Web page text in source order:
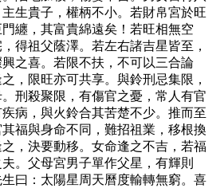
生貴子，權柄不小。若財帛宮於旺
纏，其富貴綿遠矣！若旺相無空
得祖父蔭澤。若左右諸吉星皆至，
之喜。若限不扶，不可以三合論
，限旺亦可共享。與鈴刑忌集限，
刑殺聚限，有傷官之憂，常人有官
病，與火鈴合其苦楚不少。推而至
福與身命不同，難招祖業，移根換
，決要動移。女命逢之不吉，若福
。父母宮男子單作父星，有輝則
曰：太陽星周天曆度輸轉無窮。喜